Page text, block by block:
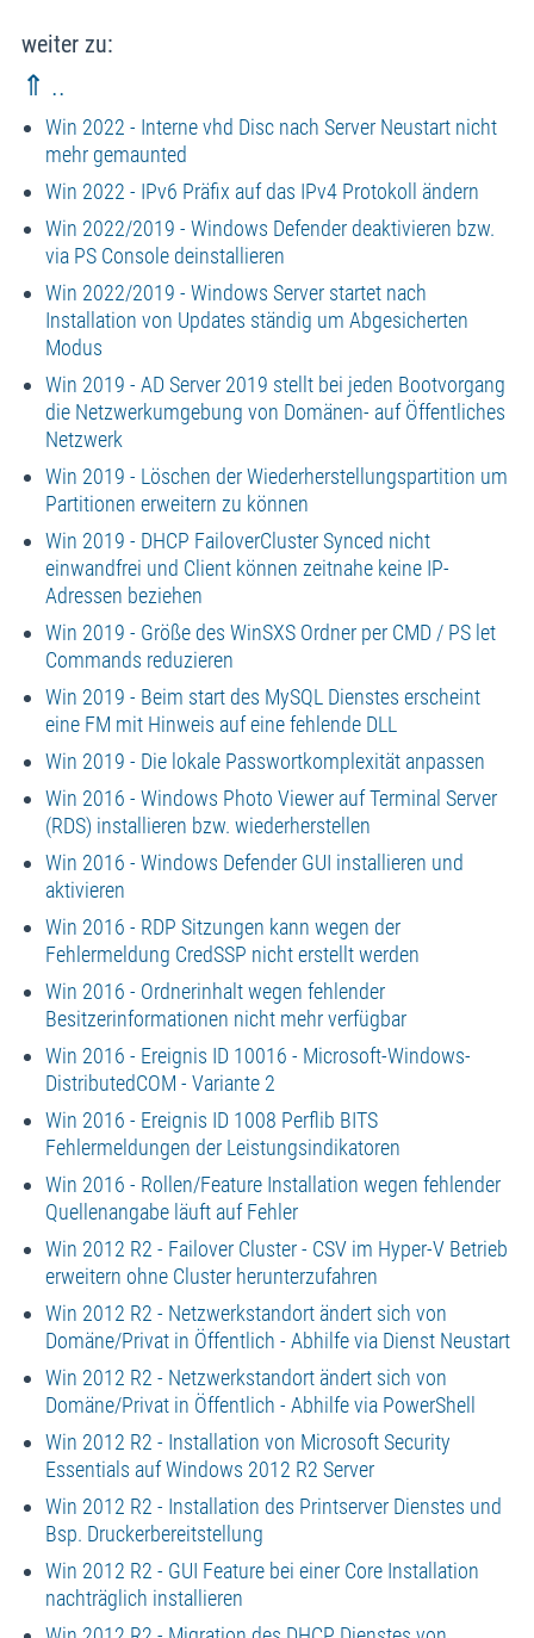
weiter zu:
⇑ ..
Win 2022 - Interne vhd Disc nach Server Neustart nicht
mehr gemaunted
Win 2022 - IPv6 Präfix auf das IPv4 Protokoll ändern
Win 2022/2019 - Windows Defender deaktivieren bzw.
via PS Console deinstallieren
Win 2022/2019 - Windows Server startet nach
Installation von Updates ständig um Abgesicherten
Modus
Win 2019 - AD Server 2019 stellt bei jeden Bootvorgang
die Netzwerkumgebung von Domänen- auf Öffentliches
Netzwerk
Win 2019 - Löschen der Wiederherstellungspartition um
Partitionen erweitern zu können
Win 2019 - DHCP FailoverCluster Synced nicht
einwandfrei und Client können zeitnahe keine IP-
Adressen beziehen
Win 2019 - Größe des WinSXS Ordner per CMD / PS let
Commands reduzieren
Win 2019 - Beim start des MySQL Dienstes erscheint
eine FM mit Hinweis auf eine fehlende DLL
Win 2019 - Die lokale Passwortkomplexität anpassen
Win 2016 - Windows Photo Viewer auf Terminal Server
(RDS) installieren bzw. wiederherstellen
Win 2016 - Windows Defender GUI installieren und
aktivieren
Win 2016 - RDP Sitzungen kann wegen der
Fehlermeldung CredSSP nicht erstellt werden
Win 2016 - Ordnerinhalt wegen fehlender
Besitzerinformationen nicht mehr verfügbar
Win 2016 - Ereignis ID 10016 - Microsoft-Windows-
DistributedCOM - Variante 2
Win 2016 - Ereignis ID 1008 Perflib BITS
Fehlermeldungen der Leistungsindikatoren
Win 2016 - Rollen/Feature Installation wegen fehlender
Quellenangabe läuft auf Fehler
Win 2012 R2 - Failover Cluster - CSV im Hyper-V Betrieb
erweitern ohne Cluster herunterzufahren
Win 2012 R2 - Netzwerkstandort ändert sich von
Domäne/Privat in Öffentlich - Abhilfe via Dienst Neustart
Win 2012 R2 - Netzwerkstandort ändert sich von
Domäne/Privat in Öffentlich - Abhilfe via PowerShell
Win 2012 R2 - Installation von Microsoft Security
Essentials auf Windows 2012 R2 Server
Win 2012 R2 - Installation des Printserver Dienstes und
Bsp. Druckerbereitstellung
Win 2012 R2 - GUI Feature bei einer Core Installation
nachträglich installieren